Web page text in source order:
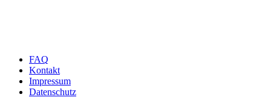
FAQ
Kontakt
Impressum
Datenschutz